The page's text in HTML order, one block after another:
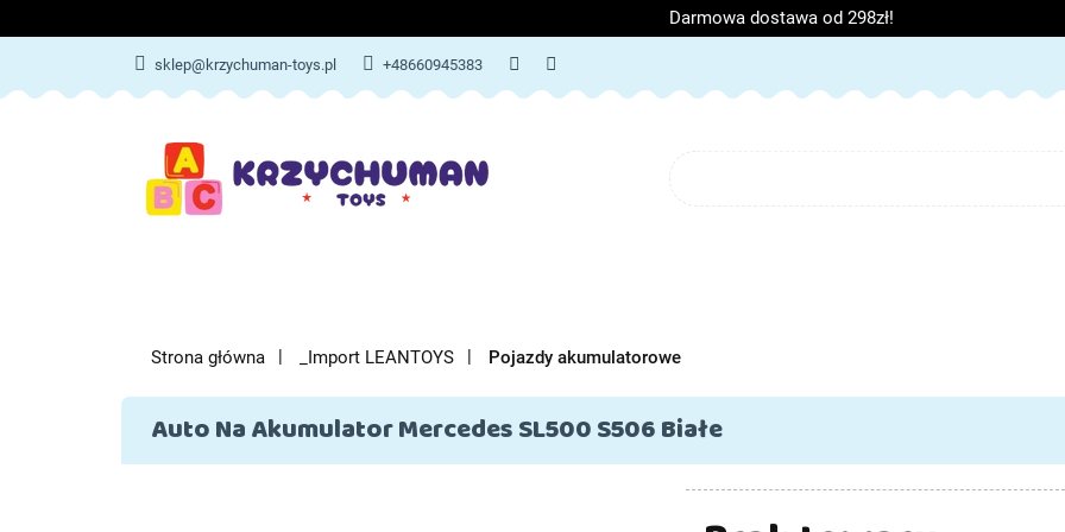
Darmowa dostawa od 298zł!
sklep@krzychuman-toys.pl +48660945383
ZABAWKI AKCESORIA DZIECIĘCE ARTYKUŁY SZKOLNE O NAS
Strona główna _Import LEANTOYS Pojazdy akumulatorowe
Auto Na Akumulator Mercedes SL500 S506 Białe